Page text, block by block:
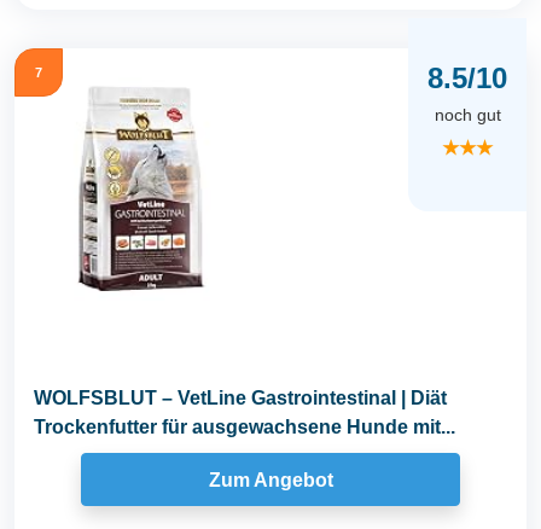
7 8.5/10
noch gut
★★★
WOLFSBLUT – VetLine Gastrointestinal | Diät
Trockenfutter für ausgewachsene Hunde mit...
Zum Angebot